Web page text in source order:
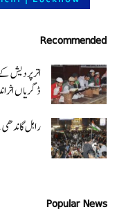
Recommended
اتر پردیش
ڈگریا ں
راہل
Popular News